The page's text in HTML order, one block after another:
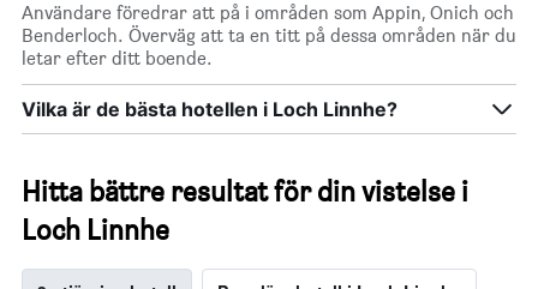
Användare föredrar att på i områden som Appin, Onich och
Benderloch. Överväg att ta en titt på dessa områden när du
letar efter ditt boende.
Vilka är de bästa hotellen i Loch Linnhe?
Hitta bättre resultat för din vistelse i
Loch Linnhe